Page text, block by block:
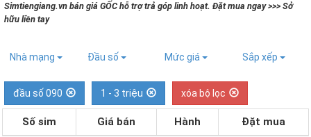
Simtiengiang.vn bán giá GỐC hỗ trợ trả góp linh hoạt. Đặt mua ngay >>> Sở
hữu liền tay
Nhà mạng Đầu số Mức giá Sắp xếp
đầu số 090 1 - 3 triệu xóa bộ lọc
Số sim Giá bán Hành Đặt mua